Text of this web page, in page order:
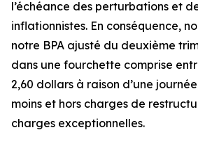
l’échéance des perturbations et
inflationnistes. En conséquence,
notre BPA ajusté du deuxième
dans une fourchette comprise
2,60 dollars à raison d’une
moins et hors charges de
charges exceptionnelles.